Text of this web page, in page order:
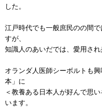
した。
江戸時代でも一般庶民のの間
すが、
知識人のあいだでは、愛用され
オランダ人医師シーボルトも
本」に
＜教養ある日本人が好んで思
います。